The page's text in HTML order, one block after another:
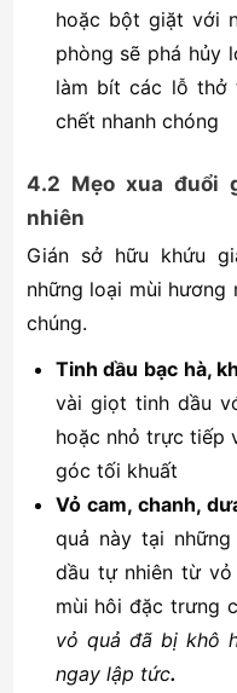
hoặc bột giặt với
phòng sẽ phá hủy
làm bít các lỗ thở
chết nhanh chóng
4.2 Mẹo xua đuổi
nhiên
Gián sở hữu khứu
những loại mùi hương
chúng.
Tinh dầu bạc hà,
vài giọt tinh dầu
hoặc nhỏ trực tiếp
góc tối khuất
Vỏ cam, chanh,
quả này tại
dầu tự nhiên từ
mùi hôi đặc trưng
vỏ quả đã bị khô
ngay lập tức.